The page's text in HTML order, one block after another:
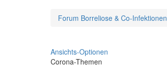
Forum Borreliose & Co-Infektionen
Ansichts-Optionen
Corona-Themen